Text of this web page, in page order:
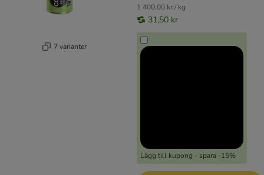
7 varianter
1 400,00 kr / kg
31,50 kr
Lägg till kupong - spara -15%